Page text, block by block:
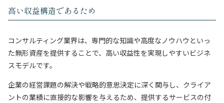
高い収益構造であるため
コンサルティング業界は、専門的な知識や高度なノウハウといっ
た無形資産を提供することで、高い収益性を実現しやすいビジネ
スモデルです。
企業の経営課題の解決や戦略的意思決定に深く関与し、クライア
ントの業績に直接的な影響を与えるため、提供するサービスの付